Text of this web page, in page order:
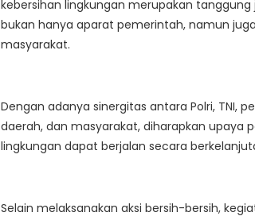
kebersihan lingkungan merupakan tanggung
bukan hanya aparat pemerintah, namun
masyarakat.
Dengan adanya sinergitas antara Polri, TNI,
daerah, dan masyarakat, diharapkan upaya
lingkungan dapat berjalan secara
Selain melaksanakan aksi bersih-bersih,